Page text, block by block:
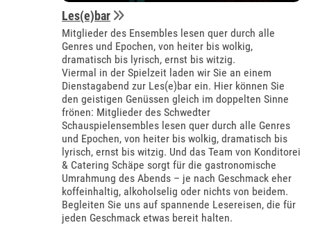
Les(e)bar
Mitglieder des Ensembles lesen quer durch alle
Genres und Epochen, von heiter bis wolkig,
dramatisch bis lyrisch, ernst bis witzig.
Viermal in der Spielzeit laden wir Sie an einem
Dienstagabend zur Les(e)bar ein. Hier können Sie
den geistigen Genüssen gleich im doppelten Sinne
frönen: Mitglieder des Schwedter
Schauspielensembles lesen quer durch alle Genres
und Epochen, von heiter bis wolkig, dramatisch bis
lyrisch, ernst bis witzig. Und das Team von Konditorei
& Catering Schäpe sorgt für die gastronomische
Umrahmung des Abends – je nach Geschmack eher
koffeinhaltig, alkoholselig oder nichts von beidem.
Begleiten Sie uns auf spannende Lesereisen, die für
jeden Geschmack etwas bereit halten.